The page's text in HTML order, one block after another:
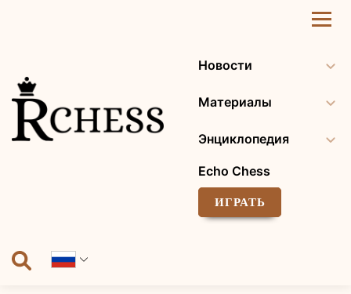
Новости
Материалы
Энциклопедия
Echo Chess
ИГРАТЬ